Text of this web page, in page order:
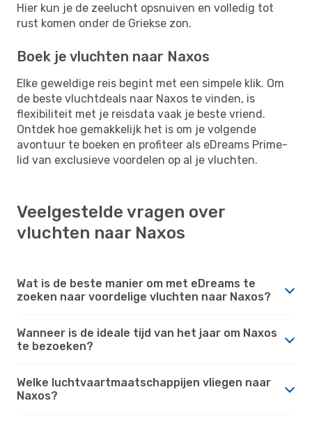
Hier kun je de zeelucht opsnuiven en volledig tot
rust komen onder de Griekse zon.
Boek je vluchten naar Naxos
Elke geweldige reis begint met een simpele klik. Om
de beste vluchtdeals naar Naxos te vinden, is
flexibiliteit met je reisdata vaak je beste vriend.
Ontdek hoe gemakkelijk het is om je volgende
avontuur te boeken en profiteer als eDreams Prime-
lid van exclusieve voordelen op al je vluchten.
Veelgestelde vragen over
vluchten naar Naxos
Wat is de beste manier om met eDreams te
zoeken naar voordelige vluchten naar Naxos?
Wanneer is de ideale tijd van het jaar om Naxos
te bezoeken?
Welke luchtvaartmaatschappijen vliegen naar
Naxos?